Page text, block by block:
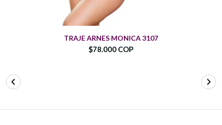
TRAJE ARNES MONICA 3107
$78.000 COP